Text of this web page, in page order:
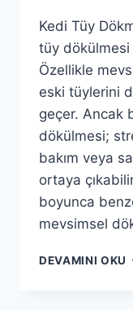
Kedi Tüy
tüy
Özellikle
eski tüylerini
geçer. Ancak
dökülmesi;
bakım veya
ortaya
boyunca
mevsimsel
DEVAMINI OKU